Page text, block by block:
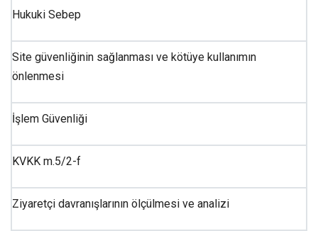
Hukuki Sebep
Site güvenliğinin sağlanması ve kötüye kullanımın
önlenmesi
İşlem Güvenliği
KVKK m.5/2-f
Ziyaretçi davranışlarının ölçülmesi ve analizi